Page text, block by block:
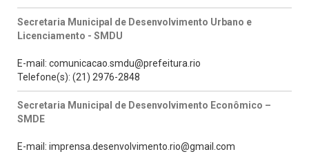
Secretaria Municipal de Desenvolvimento Urbano e
Licenciamento - SMDU
E-mail: comunicacao.smdu@prefeitura.rio
Telefone(s): (21) 2976-2848
Secretaria Municipal de Desenvolvimento Econômico –
SMDE
E-mail: imprensa.desenvolvimento.rio@gmail.com